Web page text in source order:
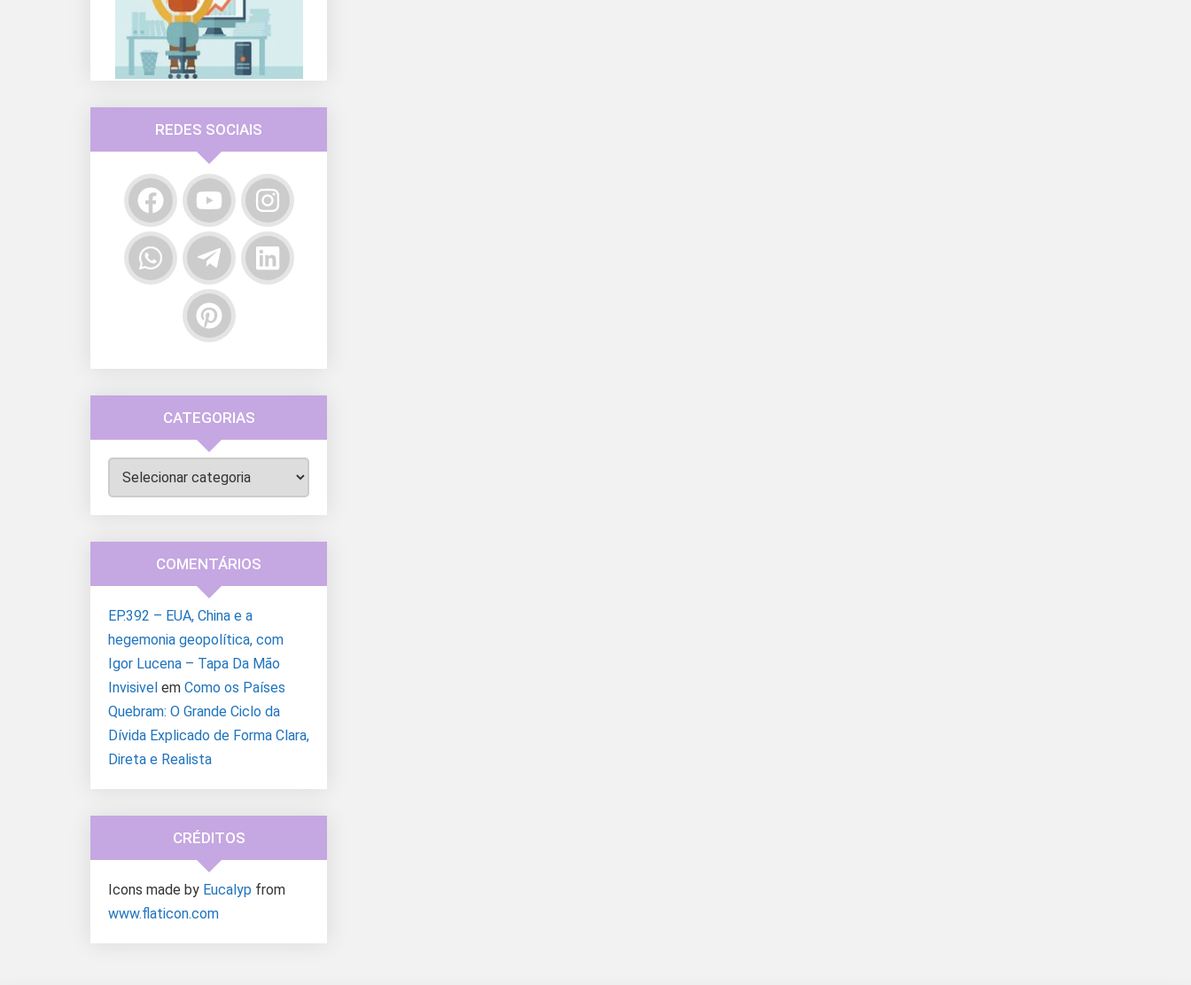
REDES SOCIAIS
CATEGORIAS
Categorias
COMENTÁRIOS
EP.392 – EUA, China e a
hegemonia geopolítica, com
Igor Lucena – Tapa Da Mão
Invisivel em Como os Países
Quebram: O Grande Ciclo da
Dívida Explicado de Forma Clara,
Direta e Realista
CRÉDITOS
Icons made by Eucalyp from
www.flaticon.com